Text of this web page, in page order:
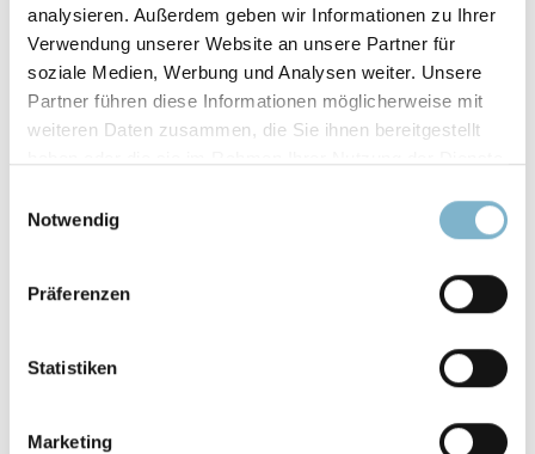
analysieren. Außerdem geben wir Informationen zu Ihrer
Verwendung unserer Website an unsere Partner für
soziale Medien, Werbung und Analysen weiter. Unsere
Partner führen diese Informationen möglicherweise mit
weiteren Daten zusammen, die Sie ihnen bereitgestellt
Notwendig
Präferenzen
Statistiken
Marketing
570 % (rot/Validated Material)
BIEGEFESTIGKEIT
2,4 N/mm² (schwarz)
84,6 N/mm (schwarz)
92 A